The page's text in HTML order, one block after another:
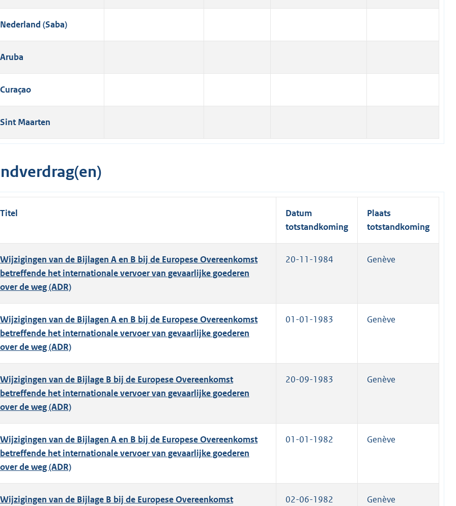
Nederland (Saba)
Aruba
Curaçao
Sint Maarten
Titel
Datum
totstandkoming
Plaats
totstandkoming
Wijzigingen van de Bijlagen A en B bij de Europese Overeenkomst
betreffende het internationale vervoer van gevaarlijke goederen
over de weg (ADR)
20-11-1984 Genève
Wijzigingen van de Bijlagen A en B bij de Europese Overeenkomst
betreffende het internationale vervoer van gevaarlijke goederen
over de weg (ADR)
01-01-1983 Genève
Wijzigingen van de Bijlage B bij de Europese Overeenkomst
betreffende het internationale vervoer van gevaarlijke goederen
over de weg (ADR)
20-09-1983 Genève
Wijzigingen van de Bijlagen A en B bij de Europese Overeenkomst
betreffende het internationale vervoer van gevaarlijke goederen
over de weg (ADR)
01-01-1982 Genève
Wijzigingen van de Bijlage B bij de Europese Overeenkomst
02-06-1982 Genève